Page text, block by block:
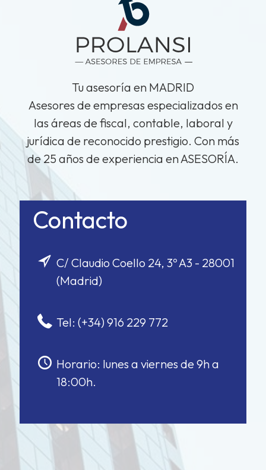
Tu asesoría en MADRID
Asesores de empresas especializados en
las áreas de fiscal, contable, laboral y
jurídica de reconocido prestigio. Con más
de 25 años de experiencia en ASESORÍA.
Contacto
C/ Claudio Coello 24, 3º A3 - 28001
(Madrid)
Tel: (+34) 916 229 772
Horario: lunes a viernes de 9h a
18:00h.